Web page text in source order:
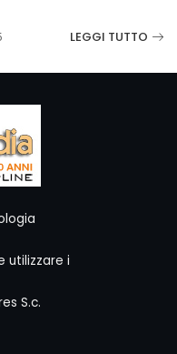
LEGGI TUTTO
utilizzare i
S.c.